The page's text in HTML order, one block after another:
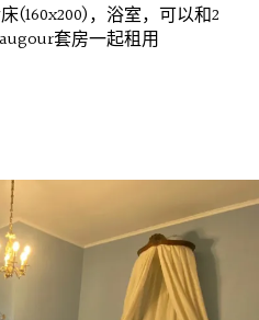
(160x200)，浴室，可以和2
套房一起租用